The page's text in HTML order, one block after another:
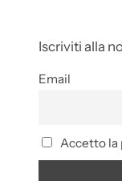
Iscriviti alla
Email
Accetto la